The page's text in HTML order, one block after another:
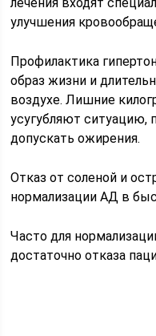
улучшения
Профилактика
образ жизни и
воздухе. Лишние
усугубляют ситуацию,
допускать ожирения.
Отказ от соленой и
нормализации АД в
Часто для
достаточно отказа